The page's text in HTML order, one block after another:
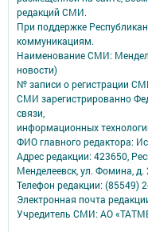
редакций СМИ.
При поддержке
коммуникациям.
Наименование СМИ:
новости)
№ записи о регистрации
СМИ зарегистрированно
связи,
информационных
ФИО главного редактора:
Адрес редакции: 423650,
Менделеевск, ул. Фомина, д.
Телефон редакции: (85549)
Электронная почта
Учредитель СМИ: АО